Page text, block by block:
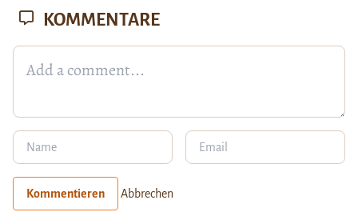
KOMMENTARE
Kommentieren Abbrechen